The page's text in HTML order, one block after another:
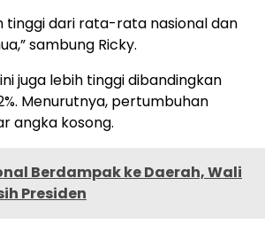
tinggi dari rata-rata nasional dan
sambung Ricky.
juga lebih tinggi dibandingkan
Menurutnya, pertumbuhan
angka kosong.
Berdampak ke Daerah, Wali
Presiden